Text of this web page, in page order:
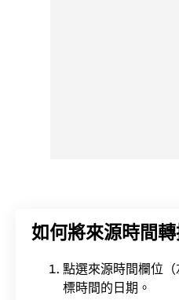
如何將來源時間
點選來源時間欄位
標時間的日期。